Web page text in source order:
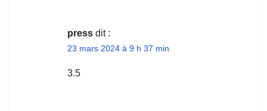
press dit :
23 mars 2024 à 9 h 37 min
3.5